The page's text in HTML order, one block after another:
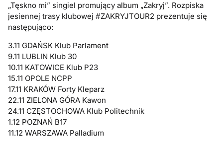
„Tęskno mi” singiel promujący album „Zakryj”. Rozpiska
jesiennej trasy klubowej #ZAKRYJTOUR2 prezentuje się
następująco:
3.11 GDAŃSK Klub Parlament
9.11 LUBLIN Klub 30
10.11 KATOWICE Klub P23
15.11 OPOLE NCPP
17.11 KRAKÓW Forty Kleparz
22.11 ZIELONA GÓRA Kawon
24.11 CZĘSTOCHOWA Klub Politechnik
1.12 POZNAŃ B17
11.12 WARSZAWA Palladium